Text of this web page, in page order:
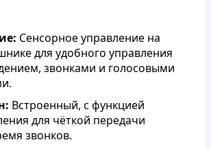
Сенсорное управление на
для удобного управления
звонками и голосовыми
Встроенный, с функцией
для чёткой передачи
звонков.